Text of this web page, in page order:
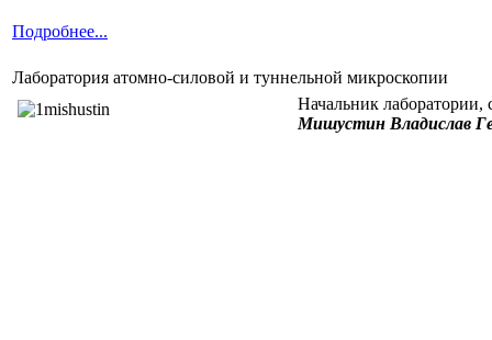
Подробнее...
Лаборатория атомно-силовой и туннельной микроскопии
Начальник лаборатории,
Мишустин Владислав